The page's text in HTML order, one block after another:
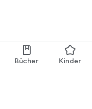
Bücher Kinder